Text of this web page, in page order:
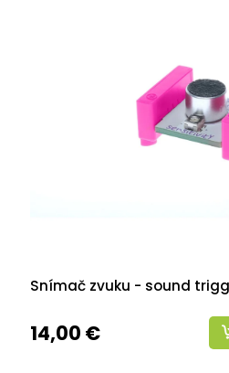
Snímač zvuku - sound
14,00 €